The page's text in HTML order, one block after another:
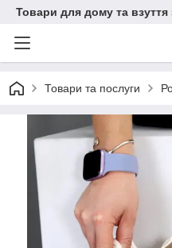
Товари для дому та взуття
Товари та послуги